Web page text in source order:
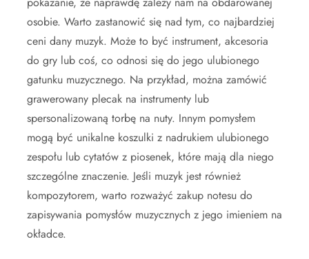
osobie. Warto zastanowić się nad tym, co najbardziej
ceni dany muzyk. Może to być instrument, akcesoria
do gry lub coś, co odnosi się do jego ulubionego
gatunku muzycznego. Na przykład, można zamówić
grawerowany plecak na instrumenty lub
spersonalizowaną torbę na nuty. Innym pomysłem
mogą być unikalne koszulki z nadrukiem ulubionego
zespołu lub cytatów z piosenek, które mają dla niego
szczególne znaczenie. Jeśli muzyk jest również
kompozytorem, warto rozważyć zakup notesu do
zapisywania pomysłów muzycznych z jego imieniem na
okładce.